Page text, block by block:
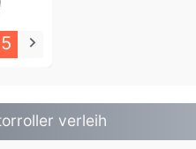
keyboard_arrow_right
verleih